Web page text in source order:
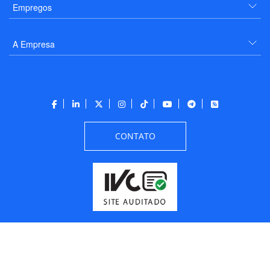
Empregos
A Empresa
CONTATO